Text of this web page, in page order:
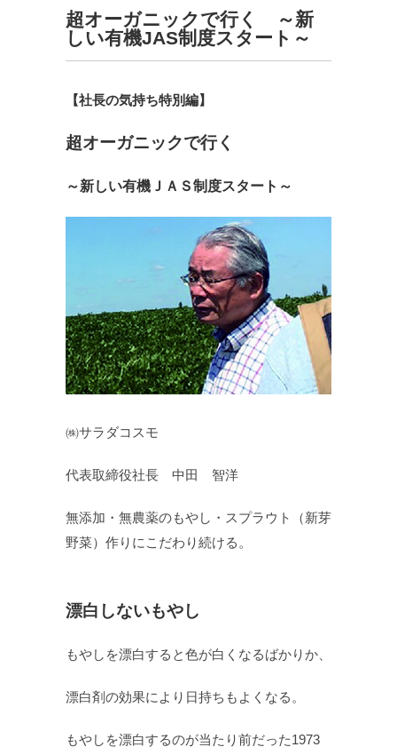
超オーガニックで行く ～新
しい有機JAS制度スタート～
【社長の気持ち特別編】
超オーガニックで行く
～新しい有機ＪＡＳ制度スタート～
㈱サラダコスモ
代表取締役社長 中田 智洋
無添加・無農薬のもやし・スプラウト（新芽
野菜）作りにこだわり続ける。
漂白しないもやし
もやしを漂白すると色が白くなるばかりか、
漂白剤の効果により日持ちもよくなる。
もやしを漂白するのが当たり前だった1973